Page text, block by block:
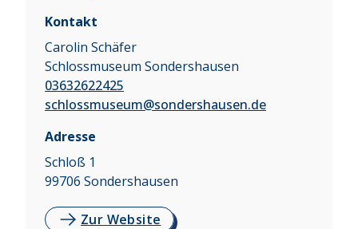
Kontakt
Carolin Schäfer
Schlossmuseum Sondershausen
03632622425
schlossmuseum@sondershausen.de
Adresse
Schloß 1
99706 Sondershausen
Zur Website